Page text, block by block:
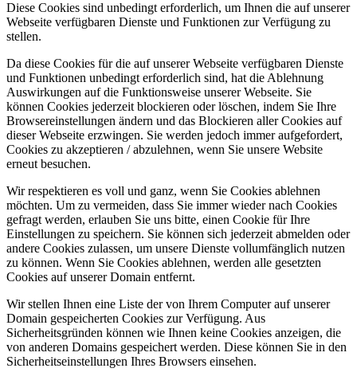
Diese Cookies sind unbedingt erforderlich, um Ihnen die auf unserer
Webseite verfügbaren Dienste und Funktionen zur Verfügung zu
stellen.
Da diese Cookies für die auf unserer Webseite verfügbaren Dienste
und Funktionen unbedingt erforderlich sind, hat die Ablehnung
Auswirkungen auf die Funktionsweise unserer Webseite. Sie
können Cookies jederzeit blockieren oder löschen, indem Sie Ihre
Browsereinstellungen ändern und das Blockieren aller Cookies auf
dieser Webseite erzwingen. Sie werden jedoch immer aufgefordert,
Cookies zu akzeptieren / abzulehnen, wenn Sie unsere Website
erneut besuchen.
Wir respektieren es voll und ganz, wenn Sie Cookies ablehnen
möchten. Um zu vermeiden, dass Sie immer wieder nach Cookies
gefragt werden, erlauben Sie uns bitte, einen Cookie für Ihre
Einstellungen zu speichern. Sie können sich jederzeit abmelden oder
andere Cookies zulassen, um unsere Dienste vollumfänglich nutzen
zu können. Wenn Sie Cookies ablehnen, werden alle gesetzten
Cookies auf unserer Domain entfernt.
Wir stellen Ihnen eine Liste der von Ihrem Computer auf unserer
Domain gespeicherten Cookies zur Verfügung. Aus
Sicherheitsgründen können wie Ihnen keine Cookies anzeigen, die
von anderen Domains gespeichert werden. Diese können Sie in den
Sicherheitseinstellungen Ihres Browsers einsehen.